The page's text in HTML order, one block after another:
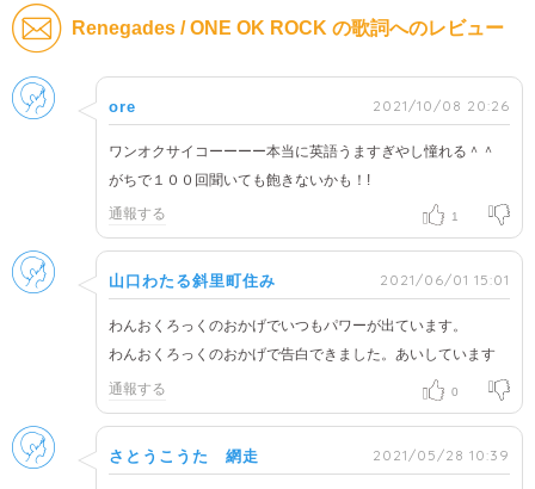
Renegades / ONE OK ROCK の歌詞へのレビュー
男性
ore 2021/10/08 20:26
ワンオクサイコーーーー本当に英語うますぎやし憧れる＾＾
がちで１００回聞いても飽きないかも！!
通報する 1
男性
山口わたる斜里町住み 2021/06/01 15:01
わんおくろっくのおかげでいつもパワーが出ています。
わんおくろっくのおかげで告白できました。あいしています
通報する 0
男性
さとうこうた 網走 2021/05/28 10:39